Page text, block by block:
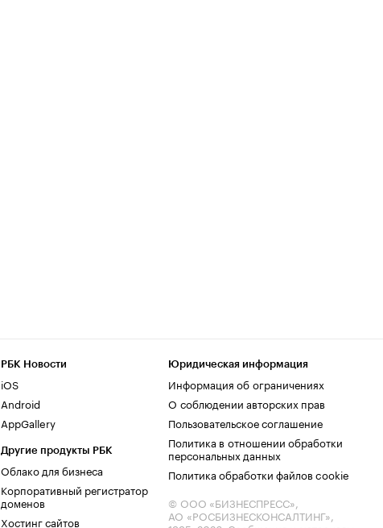
РБК Новости
iOS
Android
AppGallery
Другие продукты РБК
Облако для бизнеса
Корпоративный регистратор
доменов
Хостинг сайтов
Юридическая информация
Информация об ограничениях
О соблюдении авторских прав
Пользовательское соглашение
Политика в отношении обработки
персональных данных
Политика обработки файлов cookie
© ООО «БИЗНЕСПРЕСС»,
АО «РОСБИЗНЕСКОНСАЛТИНГ»,